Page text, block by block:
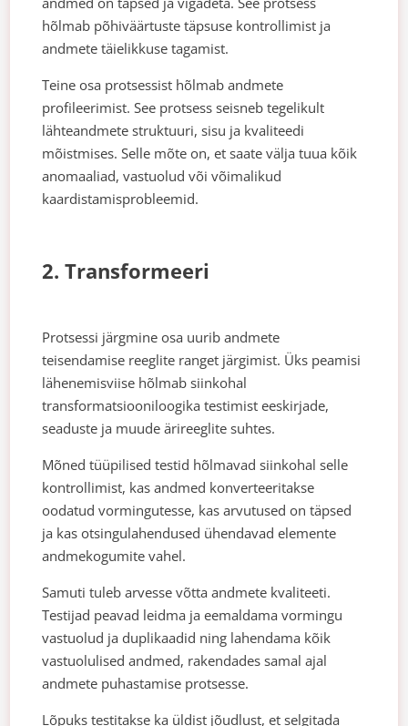
hõlmab põhiväärtuste täpsuse kontrollimist ja
andmete täielikkuse tagamist.
Teine osa protsessist hõlmab andmete
profileerimist. See protsess seisneb tegelikult
lähteandmete struktuuri, sisu ja kvaliteedi
mõistmises. Selle mõte on, et saate välja tuua kõik
anomaaliad, vastuolud või võimalikud
kaardistamisprobleemid.
2. Transformeeri
Protsessi järgmine osa uurib andmete
teisendamise reeglite ranget järgimist. Üks peamisi
lähenemisviise hõlmab siinkohal
transformatsiooniloogika testimist eeskirjade,
seaduste ja muude ärireeglite suhtes.
Mõned tüüpilised testid hõlmavad siinkohal selle
kontrollimist, kas andmed konverteeritakse
oodatud vormingutesse, kas arvutused on täpsed
ja kas otsingulahendused ühendavad elemente
andmekogumite vahel.
Samuti tuleb arvesse võtta andmete kvaliteeti.
Testijad peavad leidma ja eemaldama vormingu
vastuolud ja duplikaadid ning lahendama kõik
vastuolulised andmed, rakendades samal ajal
andmete puhastamise protsesse.
Lõpuks testitakse ka üldist jõudlust, et selgitada